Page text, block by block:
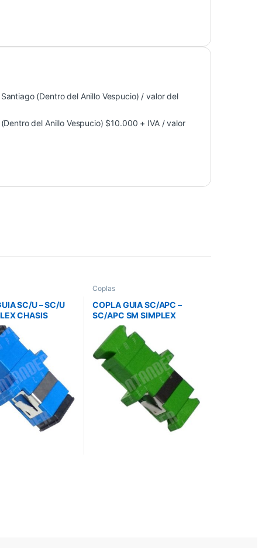
(Dentro del Anillo Vespucio) / valor del
del Anillo Vespucio) $10.000 + IVA / valor
SC/U – SC/U
CHASIS
Coplas
COPLA GUIA SC/APC –
SC/APC SM SIMPLEX
CHASIS